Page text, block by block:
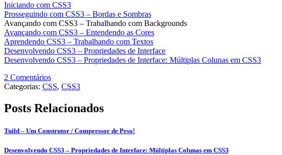
Iniciando com CSS3
Prosseguindo com CSS3 – Bordas e Sombras
Avançando com CSS3 – Trabalhando com Backgrounds
Avançando com CSS3 – Entendendo as Cores
Aprendendo CSS3 – Trabalhando com Textos
Desenvolvendo CSS3 – Propriedades de Interface
Desenvolvendo CSS3 – Propriedades de Interface: Múltiplas Colunas em CSS3
2 Comentários
Categorias: CSS, CSS3
Posts Relacionados
Tuild – Um Construtor / Compressor de Peso!
Desenvolvendo CSS3 – Propriedades de Interface: Múltiplas Colunas em CSS3